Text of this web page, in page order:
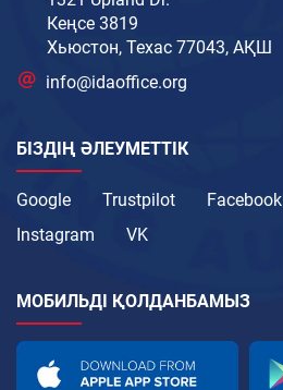
Кеңсе 3819
Хьюстон, Техас 77043, АҚШ
info@idaoffice.org
БІЗДІҢ ӘЛЕУМЕТТІК
Google Trustpilot Facebook
Instagram
VK
МОБИЛЬДІ ҚОЛДАНБАМЫЗ